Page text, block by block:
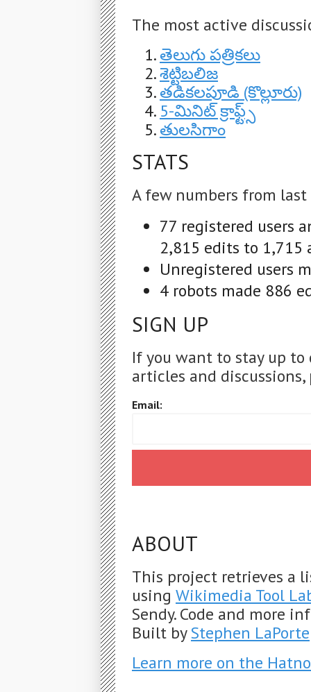
The most active
తెలుగు పత్రికలు
శెట్టిబలిజ
తడికలపూడి (కొల్లూరు)
5-మినిట్ క్రాఫ్ట్స్
తులసిగాం
STATS
A few numbers from last
77 registered users
2,815 edits to 1,715
Unregistered users
4 robots made 886
SIGN UP
If you want to stay up
articles and
Email:
ABOUT
This project retrieves a
using Wikimedia Tool
Sendy. Code and more
Built byStephen LaPorte
Learn more on the